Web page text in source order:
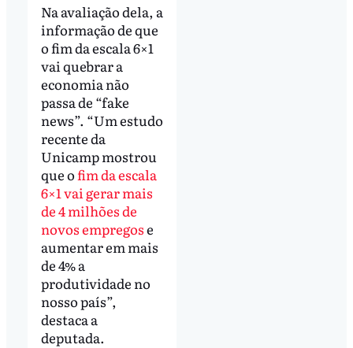
Na avaliação dela, a
informação de que
o fim da escala 6×1
vai quebrar a
economia não
passa de “fake
news”. “Um estudo
recente da
Unicamp mostrou
que o fim da escala
6×1 vai gerar mais
de 4 milhões de
novos empregose
aumentar em mais
de 4% a
produtividade no
nosso país”,
destaca a
deputada.